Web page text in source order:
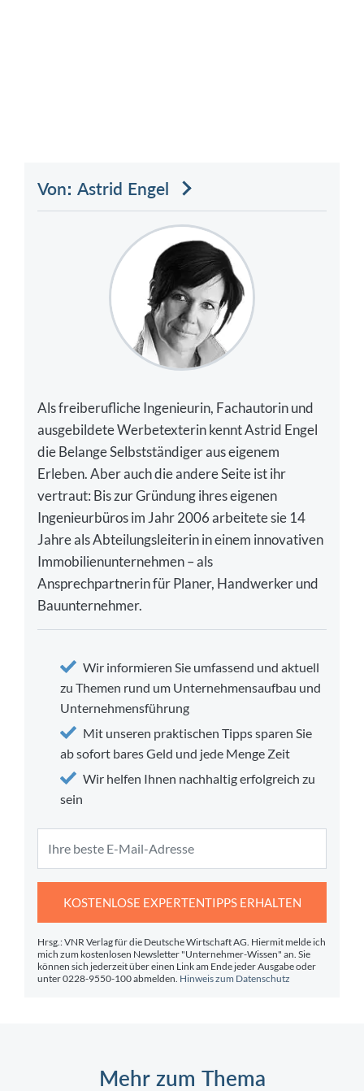
Von: Astrid Engel
Als freiberufliche Ingenieurin, Fachautorin und
ausgebildete Werbetexterin kennt Astrid Engel
die Belange Selbstständiger aus eigenem
Erleben. Aber auch die andere Seite ist ihr
vertraut: Bis zur Gründung ihres eigenen
Ingenieurbüros im Jahr 2006 arbeitete sie 14
Jahre als Abteilungsleiterin in einem innovativen
Immobilienunternehmen – als
Ansprechpartnerin für Planer, Handwerker und
Bauunternehmer.
Wir informieren Sie umfassend und aktuell
zu Themen rund um Unternehmensaufbau und
Unternehmensführung
Mit unseren praktischen Tipps sparen Sie
ab sofort bares Geld und jede Menge Zeit
Wir helfen Ihnen nachhaltig erfolgreich zu
sein
KOSTENLOSE EXPERTENTIPPS ERHALTEN
Hrsg.: VNR Verlag für die Deutsche Wirtschaft AG. Hiermit melde ich
mich zum kostenlosen Newsletter "Unternehmer-Wissen" an. Sie
können sich jederzeit über einen Link am Ende jeder Ausgabe oder
unter 0228-9550-100 abmelden. Hinweis zum Datenschutz
Mehr zum Thema